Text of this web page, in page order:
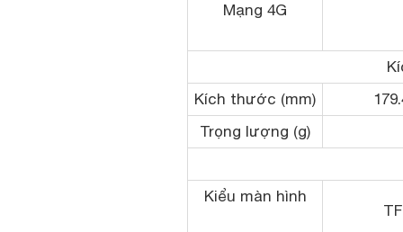
Mạng 4G
Kích thước (mm)
Trọng lượng (g)
Kiểu màn hình